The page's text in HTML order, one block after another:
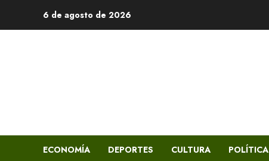
6 de agosto de 2026
ECONOMÍA DEPORTES CULTURA POLÍTICA